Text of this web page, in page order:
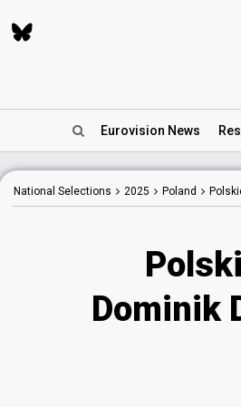
Eurovision News
National Selections 2025 Poland
Dominik